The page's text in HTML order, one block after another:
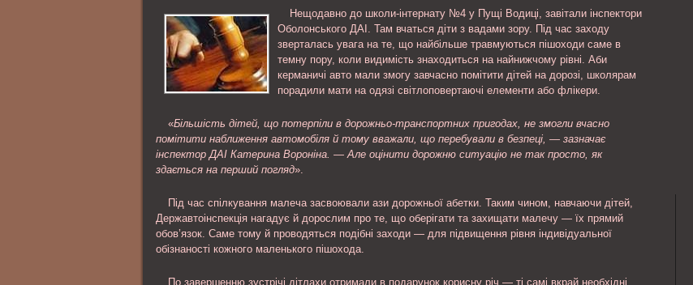
материалами уголовного дела и др..Нещодавно до школи-інтернату №4 у Пущі Водиці, завітали інспектори
Оболонського ДАІ. Там вчаться діти з вадами зору. Під час заходу
зверталась увага на те, що найбільше травмуються пішоходи саме в
темну пору, коли видимість знаходиться на найнижчому рівні. Аби
керманичі авто мали змогу завчасно помітити дітей на дорозі, школярам
порадили мати на одязі світлоповертаючі елементи або флікери.
«Більшість дітей, що потерпіли в дорожньо-транспортних пригодах, не змогли вчасно
помітити наближення автомобіля й тому вважали, що перебували в безпеці, — зазначає
інспектор ДАІ Катерина Вороніна. — Але оцінити дорожню ситуацію не так просто, як
здається на перший погляд».
Під час спілкування малеча засвоювали ази дорожньої абетки. Таким чином, навчаючи дітей,
Державтоінспекція нагадує й дорослим про те, що оберігати та захищати малечу — їх прямий
обов’язок. Саме тому й проводяться подібні заходи — для підвищення рівня індивідуальної
обізнаності кожного маленького пішохода.
По завершенню зустрічі дітлахи отримали в подарунок корисну річ — ті самі вкрай необхідні